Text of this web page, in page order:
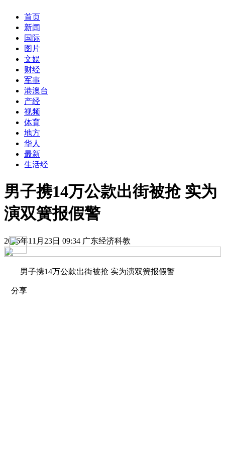
首页
新闻
国际
图片
文娱
财经
军事
港澳台
产经
视频
体育
地方
华人
最新
生活经
男子携14万公款出街被抢 实为
演双簧报假警
2016年11月23日 09:34 广东经济科教
男子携14万公款出街被抢 实为演双簧报假警
分享